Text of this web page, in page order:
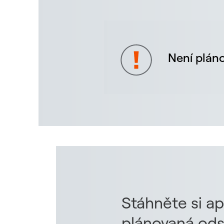
Není
Stáhněte si